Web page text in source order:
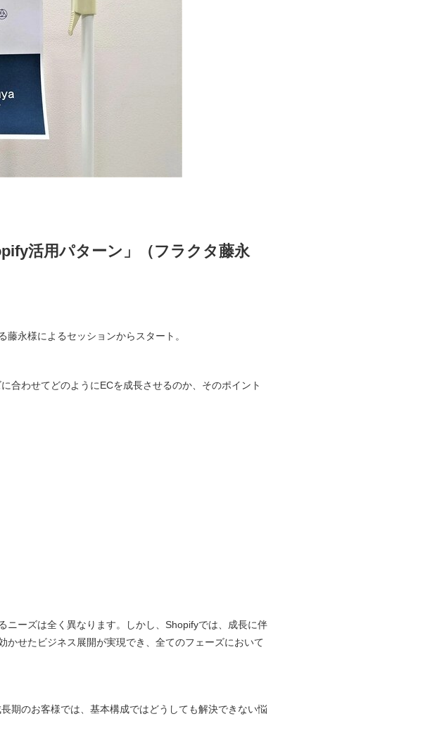
活用パターン」（フラクタ藤永
永様によるセッションからスタート。
合わせてどのようにECを成長させるのか、そのポイント
ーズは全く異なります。しかし、Shopifyでは、成長に伴
かせたビジネス展開が実現でき、全てのフェーズにおいて
期のお客様では、基本構成ではどうしても解決できない悩